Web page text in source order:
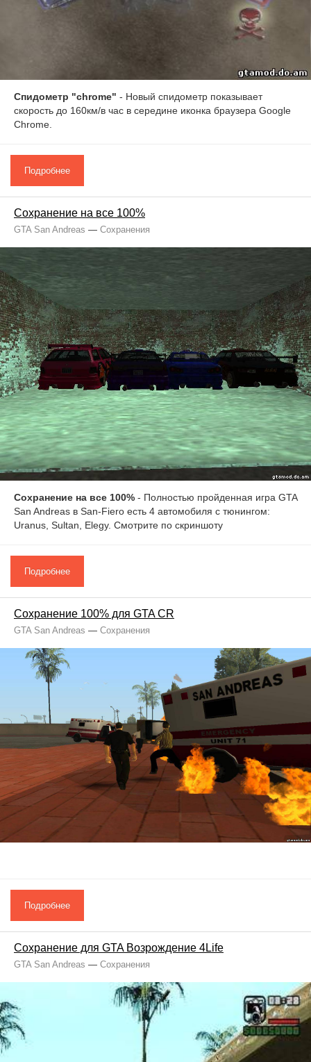
Спидометр "chrome" - Новый спидометр показывает
скорость до 160км/в час в середине иконка браузера Google
Chrome.
Подробнее
Сохранение на все 100%
GTA San Andreas — Сохранения
Сохранение на все 100% - Полностью пройденная игра GTA
San Andreas в San-Fiero есть 4 автомобиля с тюнингом:
Uranus, Sultan, Elegy. Смотрите по скриншоту
Подробнее
Сохранение 100% для GTA CR
GTA San Andreas — Сохранения
Подробнее
Сохранение для GTA Возрождение 4Life
GTA San Andreas — Сохранения